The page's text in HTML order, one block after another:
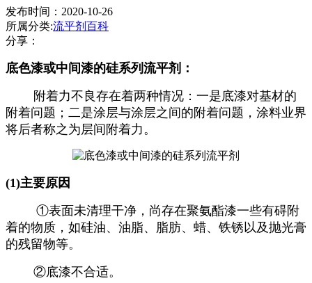
发布时间：2020-10-26
所属分类:流平剂百科
分享：
底色漆或中间漆的硅系列流平剂：
附着力不良存在着两种情况：一是底漆对基材的
附着问题；二是涂层与涂层之间的附着问题，涂料业界
将后者称之为层间附着力。
(1)主要原因
①表面未清理干净，尚存在聚氨酯漆一些有碍附
着的物质，如硅油、油脂、脂肪、蜡、铁锈以及抛光膏
的残留物等。
②底漆不合适。